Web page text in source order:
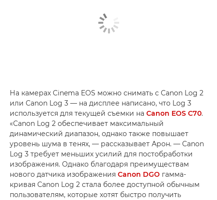
На камерах Cinema EOS можно снимать с Canon Log 2
или Canon Log 3 — на дисплее написано, что Log 3
используется для текущей съемки на Canon EOS C70.
«Canon Log 2 обеспечивает максимальный
динамический диапазон, однако также повышает
уровень шума в тенях, — рассказывает Арон. — Canon
Log 3 требует меньших усилий для постобработки
изображения. Однако благодаря преимуществам
нового датчика изображения Canon DGO гамма-
кривая Canon Log 2 стала более доступной обычным
пользователям, которые хотят быстро получить